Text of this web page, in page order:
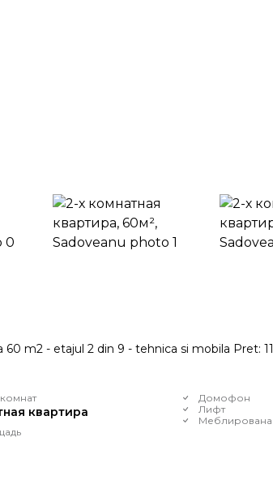
60 m2 - etajul 2 din 9 - tehnica si mobila Pret:
квартира
Домофон
Лифт
Меблирована